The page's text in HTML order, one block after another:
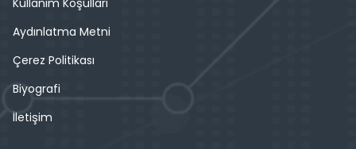
Kullanım Koşulları
Aydınlatma Metni
Çerez Politikası
Biyografi
İletişim